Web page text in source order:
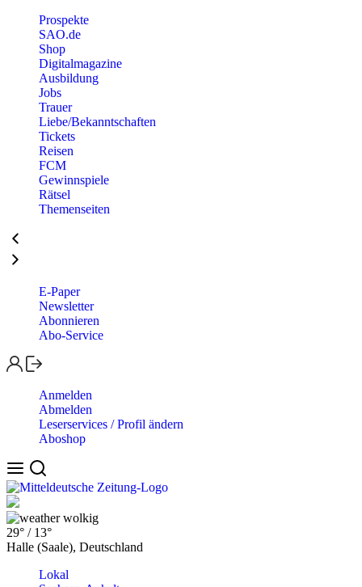
Prospekte
SAO.de
Shop
Digitalmagazine
Ausbildung
Jobs
Trauer
Liebe/Bekanntschaften
Tickets
Reisen
FCM
Gewinnspiele
Rätsel
Themenseiten
E-Paper
Newsletter
Abonnieren
Abo-Service
Anmelden
Abmelden
Leserservices / Profil ändern
Aboshop
wolkig
29° / 13°
Halle (Saale), Deutschland
Lokal